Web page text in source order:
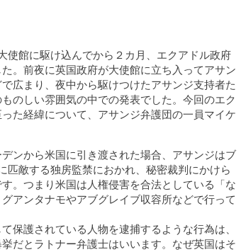
使館に駆け込んでから２カ月、エクアドル政府
。前夜に英国政府が大使館に立ち入ってアサン
広まり、夜中から駆けつけたアサンジ支持者た
のしい雰囲気の中での発表でした。今回のエク
た経緯について、アサンジ弁護団の一員マイケ
ンから米国に引き渡された場合、アサンジはブ
匹敵する独房監禁におかれ、秘密裁判にかけら
。つまり米国は人権侵害を合法としている「な
アンタナモやアブグレイブ収容所などで行って
保護されている人物を逮捕するような行為は、
だとラトナー弁護士はいいます。なぜ英国はそ